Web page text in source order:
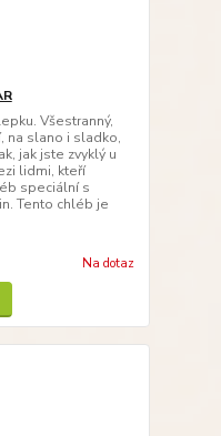
Všestranný,
na slano i sladko,
jak jste zvyklý u
lidmi, kteří
speciální s
Tento chléb je
Na dotaz